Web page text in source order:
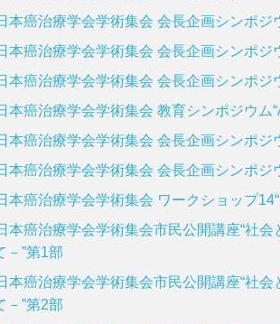
本癌治療学会学術集会 会長企画シンポ
本癌治療学会学術集会 会長企画シンポジ
本癌治療学会学術集会 会長企画シンポジ
本癌治療学会学術集会 教育シンポジウム
本癌治療学会学術集会 会長企画シンポジ
本癌治療学会学術集会 会長企画シンポジ
本癌治療学会学術集会 ワークショップ
本癌治療学会学術集会市民公開講座“社
－”第1部
本癌治療学会学術集会市民公開講座“社
－”第2部